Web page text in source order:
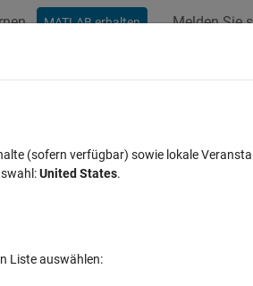
MATLAB erhalten Melden Sie
(sofern verfügbar) sowie lokale
United States.
Liste auswählen: